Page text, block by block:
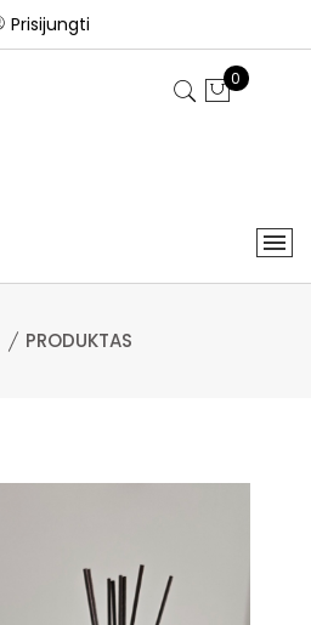
Prisijungti
0
PRODUKTAS